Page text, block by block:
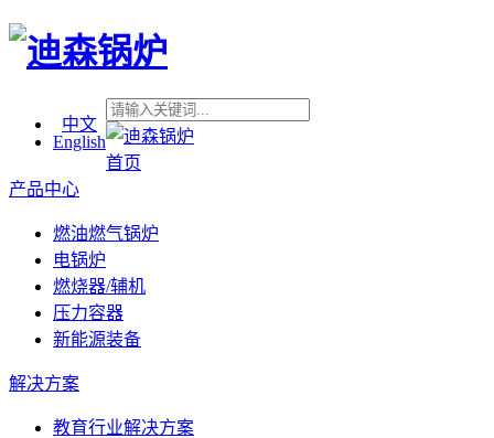
中文
English
首页
产品中心
燃油燃气锅炉
电锅炉
燃烧器/辅机
压力容器
新能源装备
解决方案
教育行业解决方案